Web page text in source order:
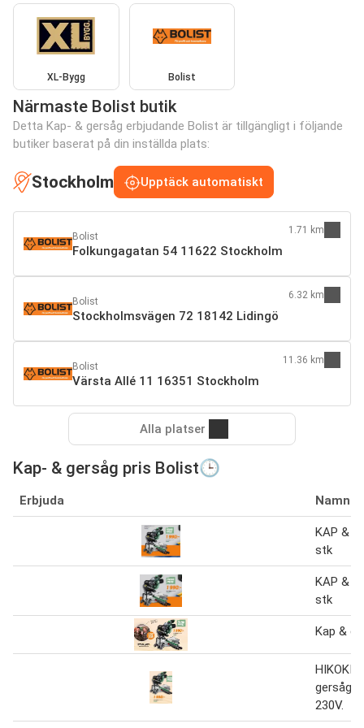
XL-Bygg Bolist
Närmaste Bolist butik
Detta Kap- & gersåg erbjudande Bolist är tillgängligt i följande
butiker baserat på din inställda plats:
Stockholm Upptäck automatiskt
Bolist
Folkungagatan 54 11622 Stockholm
1.71 km
Bolist
Stockholmsvägen 72 18142 Lidingö
6.32 km
Bolist
Värsta Allé 11 16351 Stockholm
11.36 km
Alla platser
Kap- & gersåg pris Bolist🕒
Erbjuda Namn
KAP &
stk
KAP &
stk
Kap &
HIKOKI
gersåg
230V.